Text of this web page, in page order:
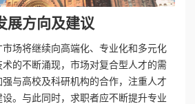
展方向及建议
场将继续向高端化、专业化和多元化
的不断涌现，市场对复合型人才的需
与高校及科研机构的合作，注重人才
。与此同时，求职者应不断提升专业